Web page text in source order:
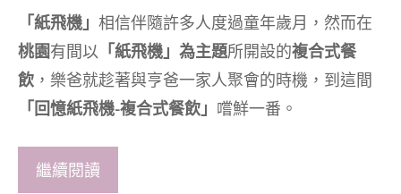
「紙飛機」 相信伴隨許多人度過童年歲月，然而在
桃園有間以 「紙飛機」為主題所開設的複合式餐
飲 ，樂爸就趁著與亨爸一家人聚會的時機，到這間
「回憶紙飛機-複合式餐飲」 嚐鮮一番。
繼續閱讀